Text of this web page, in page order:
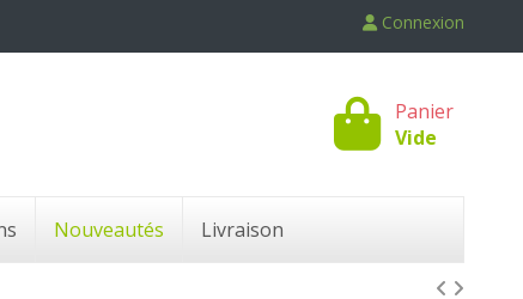
Connexion
Panier
Vide
Nouveautés Livraison